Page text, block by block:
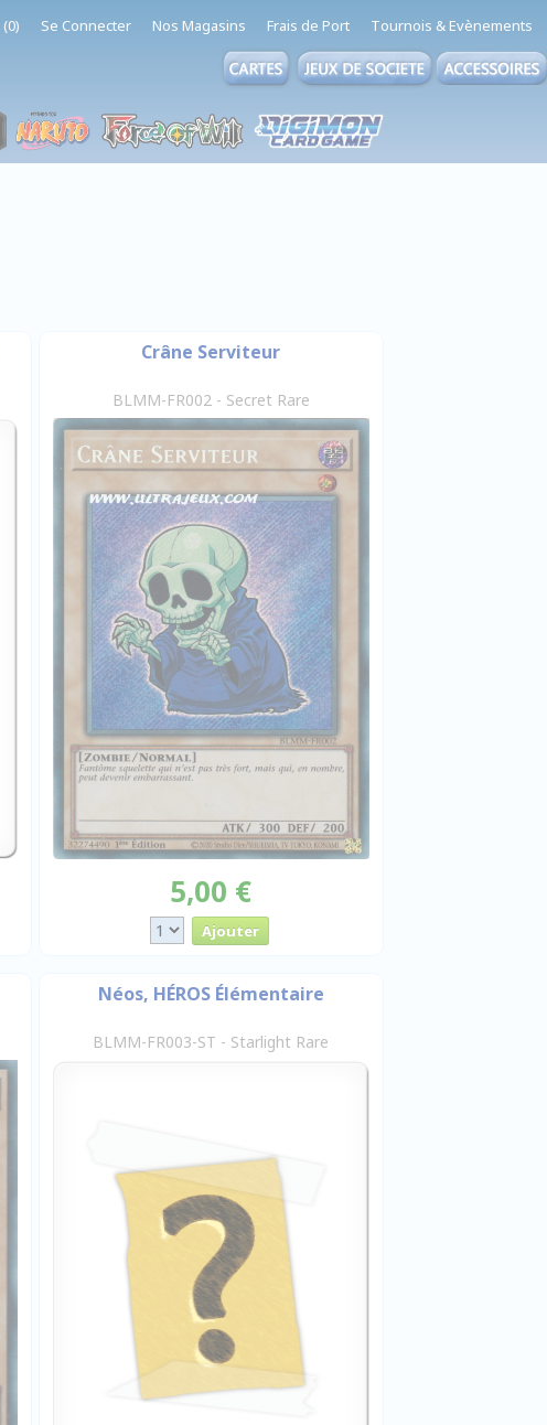
Se Connecter Nos Magasins Frais de Port Tournois & Evènements
Crâne Serviteur
BLMM-FR002 - Secret Rare
5,00 €
Néos, HÉROS Élémentaire
BLMM-FR003-ST - Starlight Rare